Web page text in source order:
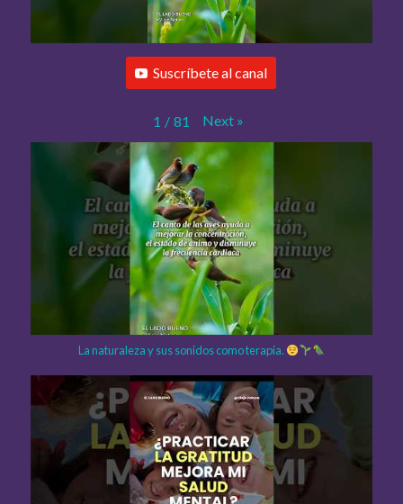
Suscríbete al canal
1 / 81 Next »
La naturaleza y sus sonidos como terapia.